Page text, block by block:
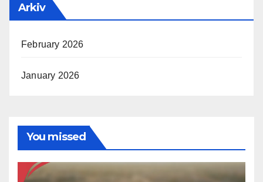
Arkiv
February 2026
January 2026
You missed